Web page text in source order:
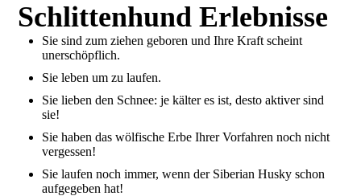
Schlittenhund Erlebnisse
Sie sind zum ziehen geboren und Ihre Kraft scheint
unerschöpflich.
Sie leben um zu laufen.
Sie lieben den Schnee: je kälter es ist, desto aktiver sind
sie!
Sie haben das wölfische Erbe Ihrer Vorfahren noch nicht
vergessen!
Sie laufen noch immer, wenn der Siberian Husky schon
aufgegeben hat!